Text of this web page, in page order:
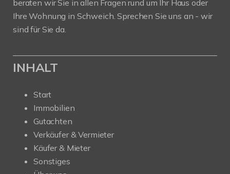
beraten wir Sie in allen Fragen rund um Ihr Haus oder
Ihre Wohnung in Schweich. Sprechen Sie uns an - wir
sind für Sie da.
INHALT
Start
Immobilien
Gutachten
Verkäufer & Vermieter
Käufer & Mieter
Sonstiges